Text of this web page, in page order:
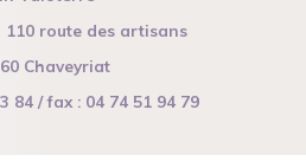
110 route des artisans
Chaveyriat
84 / fax : 04 74 51 94 79